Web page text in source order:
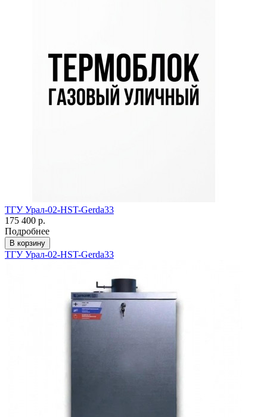
ТГУ Урал-02-HST-Gerda33
175 400 р.
Подробнее
В корзину
ТГУ Урал-02-HST-Gerda33